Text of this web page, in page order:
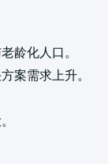
龄化人口。
案需求上升。